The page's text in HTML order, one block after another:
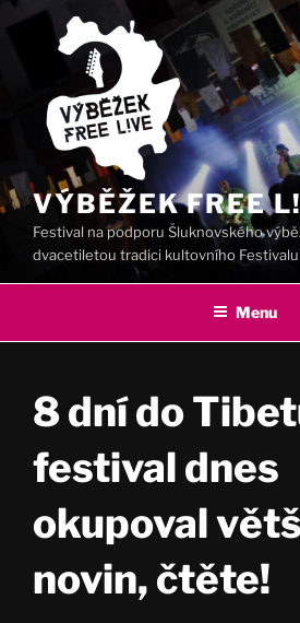
Přejít
VÝBĚŽEK FREE
Festival na podporu Šluknovského
dvacetiletou tradici kultovního
Menu
8 dní do
festival dnes
okupoval
novin, čtěte!